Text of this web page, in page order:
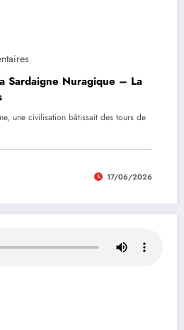
Sardaigne Nuragique – La
une civilisation bâtissait des tours de
17/06/2026